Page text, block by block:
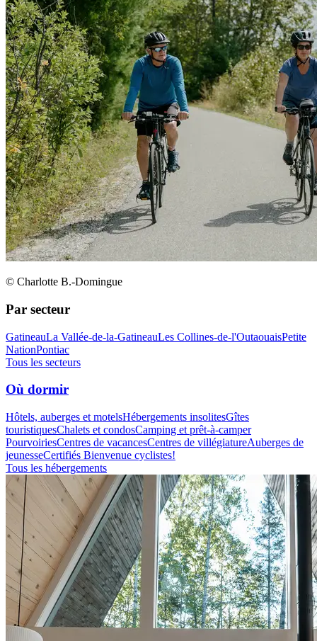
© Charlotte B.-Domingue
Par secteur
GatineauLa Vallée-de-la-GatineauLes Collines-de-l'OutaouaisPetite
NationPontiac
Tous les secteurs
Où dormir
Hôtels, auberges et motelsHébergements insolitesGîtes
touristiquesChalets et condosCamping et prêt-à-camper
PourvoiriesCentres de vacancesCentres de villégiatureAuberges de
jeunesseCertifiés Bienvenue cyclistes!
Tous les hébergements